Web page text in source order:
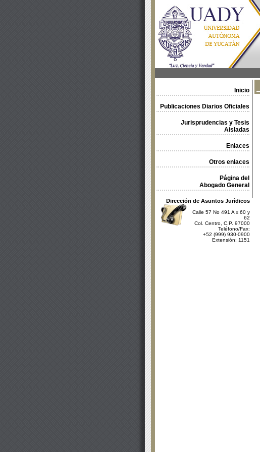
Inicio
Publicaciones Diarios Oficiales
Jurisprudencias y Tesis
Aisladas
Enlaces
Otros enlaces
Página del
Abogado General
Dirección de Asuntos Jurídicos
Calle 57 No 491 A x 60 y
62
Col. Centro, C.P. 97000
Teléfono/Fax:
+52 (999) 930-0900
Extensión: 1151